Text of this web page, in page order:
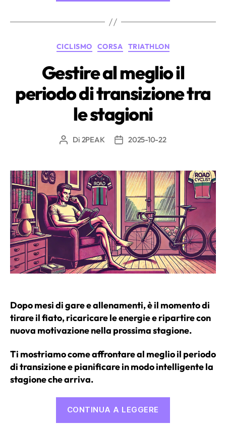
vita
come
pianificare
una
stagione
Categorie
CICLISMO CORSA TRIATHLON
Gestire al meglio il
periodo di transizione tra
le stagioni
Autore
Di 2PEAK
Data2025-10-22
Dopo mesi di gare e allenamenti, è il momento di
tirare il fiato, ricaricare le energie e ripartire con
nuova motivazione nella prossima stagione.
Ti mostriamo come affrontare al meglio il periodo
di transizione e pianificare in modo intelligente la
stagione che arriva.
CONTINUA A LEGGERE